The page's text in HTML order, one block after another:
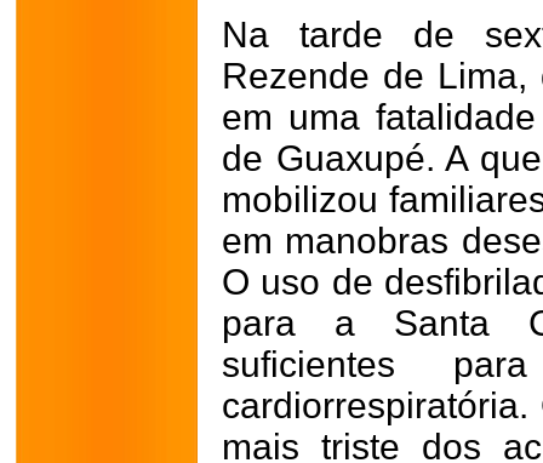
Na tarde de
Rezende de
em uma
de Guaxupé. A
mobilizou
em manobras
O uso de
para a Santa
suficientes
mais triste dos